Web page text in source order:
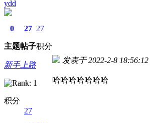
ydd
0
主题
27
帖子
27
积分
新手上路
积分
27
发表于 2022-2-8 18:56:12
哈哈哈哈哈哈哈